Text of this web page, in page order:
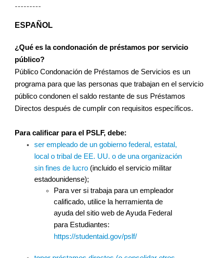
---------
ESPAÑOL
¿Qué es la condonación de préstamos por servicio
público?
Público Condonación de Préstamos de Servicios es un
programa para que las personas que trabajan en el servicio
público condonen el saldo restante de sus Préstamos
Directos después de cumplir con requisitos específicos.
Para calificar para el PSLF, debe:
ser empleado de un gobierno federal, estatal,
local o tribal de EE. UU. o de una organización
sin fines de lucro (incluido el servicio militar
estadounidense);
Para ver si trabaja para un empleador
calificado, utilice la herramienta de
ayuda del sitio web de Ayuda Federal
para Estudiantes:
https://studentaid.gov/pslf/